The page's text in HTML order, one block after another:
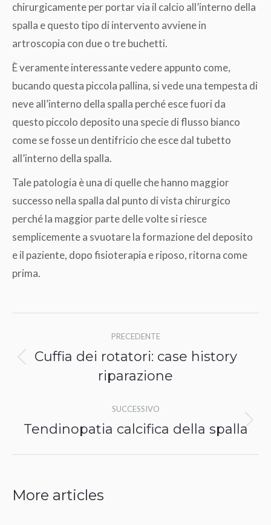
chirurgicamente per portar via il calcio all’interno della
spalla e questo tipo di intervento avviene in
artroscopia con due o tre buchetti.
È veramente interessante vedere appunto come,
bucando questa piccola pallina, si vede una tempesta di
neve all’interno della spalla perché esce fuori da
questo piccolo deposito una specie di flusso bianco
come se fosse un dentifricio che esce dal tubetto
all’interno della spalla.
Tale patologia è una di quelle che hanno maggior
successo nella spalla dal punto di vista chirurgico
perché la maggior parte delle volte si riesce
semplicemente a svuotare la formazione del deposito
e il paziente, dopo fisioterapia e riposo, ritorna come
prima.
tra
PRECEDENTE
Post
precedente:
Cuffia dei rotatori: case history
riparazione
SUCCESSIVO
Prossimo
Tendinopatia calcifica della spalla
More articles